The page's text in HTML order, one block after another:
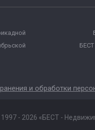
и обработки
- 2026 «БЕСТ -